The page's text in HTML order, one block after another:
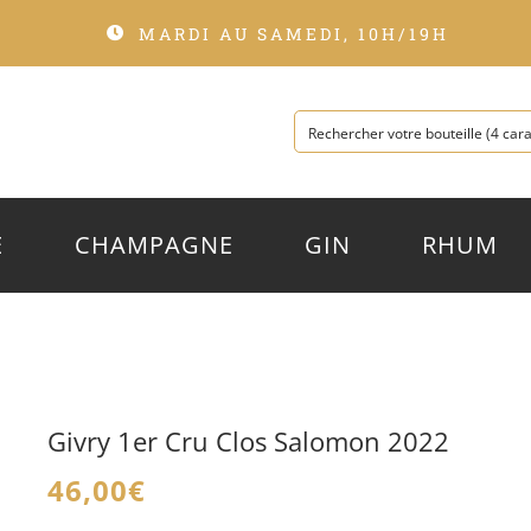
MARDI AU SAMEDI, 10H/19H
CHAMPAGNE GIN RHUM
Givry 1er Cru Clos Salomon 2022
46,00€